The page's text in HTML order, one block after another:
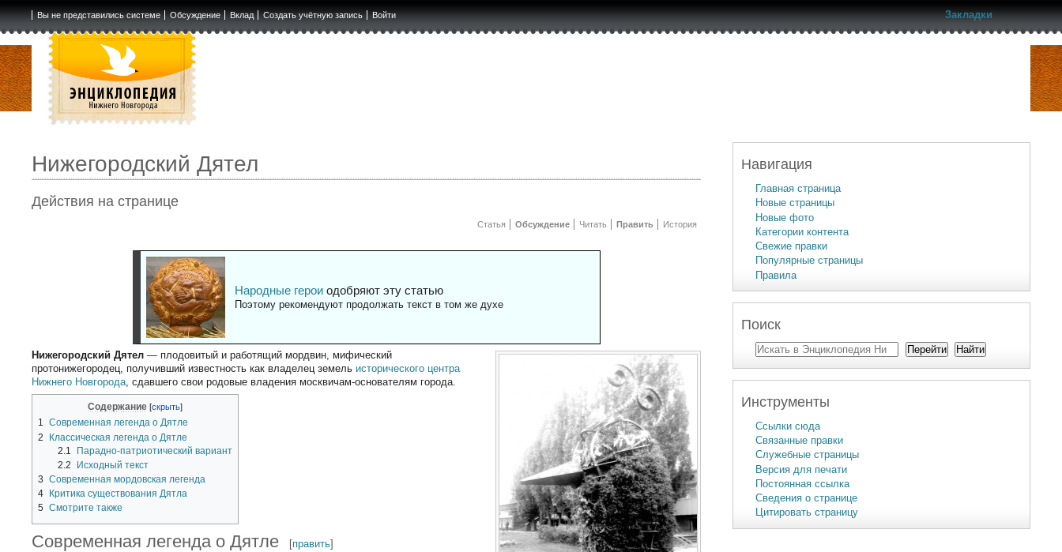
Вы не представились системе Обсуждение Вклад Создать учётную запись Войти Закладки
Нижегородский Дятел
Действия на странице
Статья Обсуждение Читать Править История
Народные героиодобряют эту статью
Поэтому рекомендуют продолжать текст в том же духе
Нижегородский Дятел — плодовитый и работящий мордвин, мифический
протонижегородец, получивший известность как владелец земель исторического центра
Нижнего Новгорода, сдавшего свои родовые владения москвичам-основателям города.
Содержание
1 Современная легенда о Дятле
2
Классическая легенда о Дятле
2.1
Парадно-патриотический вариант
2.2
Исходный текст
3 Современная мордовская легенда
4
Критика существования Дятла
5 Смотрите также
Современная легенда о Дятле [править]
Навигация
Главная страница
Новые страницы
Новые фото
Категории контента
Свежие правки
Популярные страницы
Правила
Поиск
Инструменты
Ссылки сюда
Связанные правки
Служебные страницы
Версия для печати
Постоянная ссылка
Сведения о странице
Цитировать страницу